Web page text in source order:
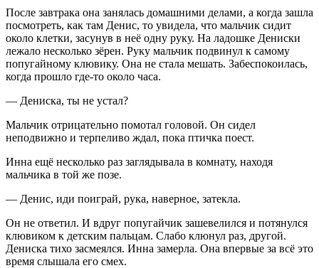
После завтрака она занялась домашними делами, а когда зашла
посмотреть, как там Денис, то увидела, что мальчик сидит
около клетки, засунув в неё одну руку. На ладошке Дениски
лежало несколько зёрен. Руку мальчик подвинул к самому
попугайному клювику. Она не стала мешать. Забеспокоилась,
когда прошло где-то около часа.
— Дениска, ты не устал?
Мальчик отрицательно помотал головой. Он сидел
неподвижно и терпеливо ждал, пока птичка поест.
Инна ещё несколько раз заглядывала в комнату, находя
мальчика в той же позе.
— Денис, иди поиграй, рука, наверное, затекла.
Он не ответил. И вдруг попугайчик зашевелился и потянулся
клювиком к детским пальцам. Слабо клюнул раз, другой.
Дениска тихо засмеялся. Инна замерла. Она впервые за всё это
время слышала его смех.